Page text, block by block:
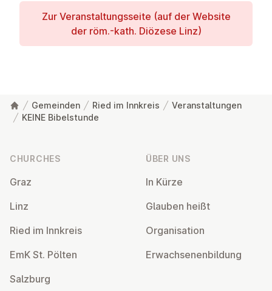
Zur Ver­an­stal­tungs­seite (auf der Website
der röm.-kath. Diözese Linz)
Gemeinden Ried im Innkreis
Veranstaltungen
KEINE Bibelstunde
CHURCHES
Graz
Linz
Ried im Innkreis
EmK St. Pölten
Salzburg
ÜBER UNS
In Kürze
Glauben heißt
Or­gan­isa­tion
Er­wach­sen­en­bildung